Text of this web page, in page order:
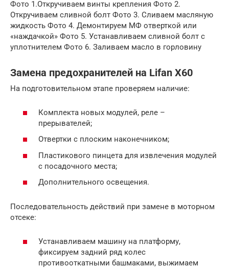
Фото 1.Откручиваем винты крепления Фото 2.
Откручиваем сливной болт Фото 3. Сливаем масляную
жидкость Фото 4. Демонтируем МФ отверткой или
«наждачкой» Фото 5. Устанавливаем сливной болт с
уплотнителем Фото 6. Заливаем масло в горловину
Замена предохранителей на Lifan Х60
На подготовительном этапе проверяем наличие:
Комплекта новых модулей, реле –
прерывателей;
Отвертки с плоским наконечником;
Пластикового пинцета для извлечения модулей
с посадочного места;
Дополнительного освещения.
Последовательность действий при замене в моторном
отсеке:
Устанавливаем машину на платформу,
фиксируем задний ряд колес
противооткатными башмаками, выжимаем